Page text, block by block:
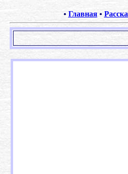
• Главная•